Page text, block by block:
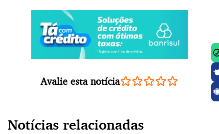
Avalie esta notícia
Notícias relacionadas